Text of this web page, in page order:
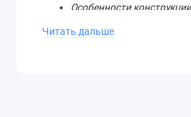
Особенности
Читать дальше